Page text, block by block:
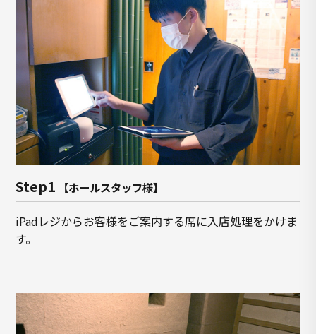
Step1 【ホールスタッフ様】
iPadレジからお客様をご案内する席に入店処理をかけま
す。